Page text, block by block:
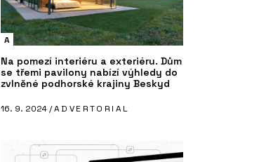
A
Na pomezí interiéru a exteriéru. Dům
se třemi pavilony nabízí výhledy do
zvlněné podhorské krajiny Beskyd
16. 9. 2024 /ADVERTORIAL